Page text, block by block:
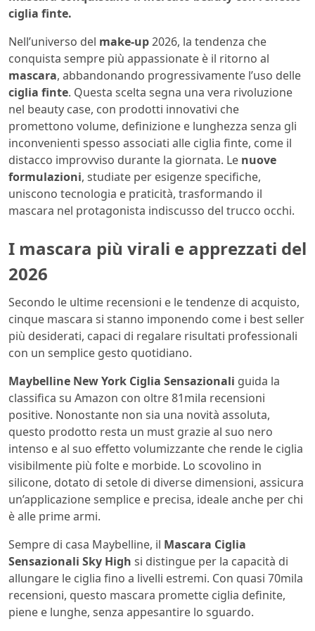
ciglia finte.
Nell’universo del make-up2026, la tendenza che
conquista sempre più appassionate è il ritorno al
mascara, abbandonando progressivamente l’uso delle
ciglia finte. Questa scelta segna una vera rivoluzione
nel beauty case, con prodotti innovativi che
promettono volume, definizione e lunghezza senza gli
inconvenienti spesso associati alle ciglia finte, come il
distacco improvviso durante la giornata. Le nuove
formulazioni, studiate per esigenze specifiche,
uniscono tecnologia e praticità, trasformando il
mascara nel protagonista indiscusso del trucco occhi.
I mascara più virali e apprezzati del
2026
Secondo le ultime recensioni e le tendenze di acquisto,
cinque mascara si stanno imponendo come i best seller
più desiderati, capaci di regalare risultati professionali
con un semplice gesto quotidiano.
Maybelline New York Ciglia Sensazionali guida la
classifica su Amazon con oltre 81mila recensioni
positive. Nonostante non sia una novità assoluta,
questo prodotto resta un must grazie al suo nero
intenso e al suo effetto volumizzante che rende le ciglia
visibilmente più folte e morbide. Lo scovolino in
silicone, dotato di setole di diverse dimensioni, assicura
un’applicazione semplice e precisa, ideale anche per chi
è alle prime armi.
Sempre di casa Maybelline, il Mascara Ciglia
Sensazionali Sky High si distingue per la capacità di
allungare le ciglia fino a livelli estremi. Con quasi 70mila
recensioni, questo mascara promette ciglia definite,
piene e lunghe, senza appesantire lo sguardo.